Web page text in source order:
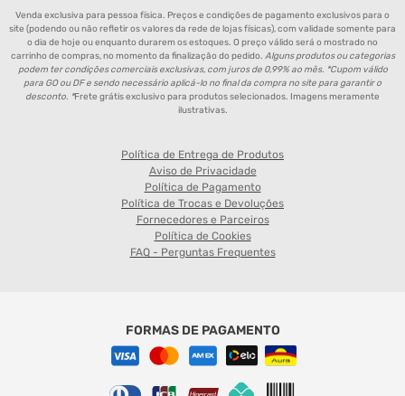
Venda exclusiva para pessoa física. Preços e condições de pagamento exclusivos para o
site (podendo ou não refletir os valores da rede de lojas físicas), com validade somente para
o dia de hoje ou enquanto durarem os estoques. O preço válido será o mostrado no
carrinho de compras, no momento da finalização do pedido. Alguns produtos ou categorias
podem ter condições comerciais exclusivas, com juros de 0,99% ao mês. *Cupom válido
para GO ou DF e sendo necessário aplicá-lo no final da compra no site para garantir o
desconto. *Frete grátis exclusivo para produtos selecionados. Imagens meramente
ilustrativas.
Política de Entrega de Produtos
Aviso de Privacidade
Política de Pagamento
Política de Trocas e Devoluções
Fornecedores e Parceiros
Política de Cookies
FAQ - Perguntas Frequentes
FORMAS DE PAGAMENTO